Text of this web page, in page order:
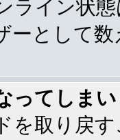
ライン状
ーとして
ってしま
を取り戻